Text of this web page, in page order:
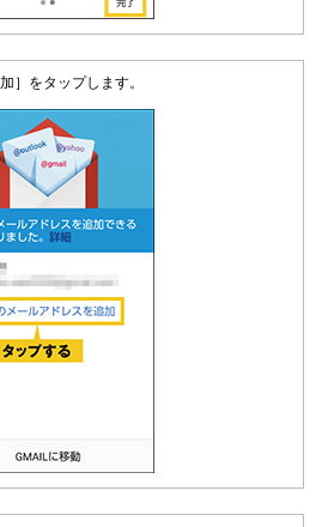
］をタップします。